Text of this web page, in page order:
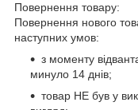
Повернення товару:
Повернення нового
наступних умов:
з моменту
минуло 14 днів;
товар НЕ був у